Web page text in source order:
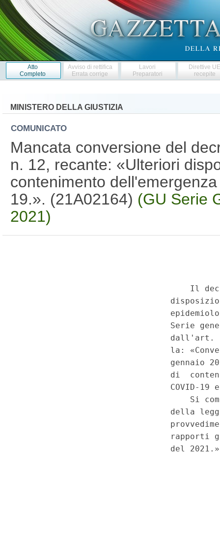
Atto
Completo
Avviso di rettifica
Errata corrige
Lavori
Preparatori
Direttive
recepite
MINISTERO DELLA GIUSTIZIA
COMUNICATO
Mancata conversione del
n. 12, recante: «Ulteriori
contenimento
19.». (21A02164) (GU Serie
2021)